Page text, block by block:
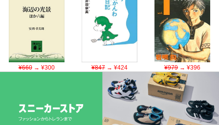
¥660→ ¥300 ¥847→ ¥424 ¥979→ ¥396